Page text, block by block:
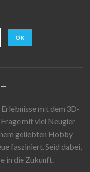
mit dem 3D-
mit viel Neugier
geliebten Hobby
fasziniert. Seid dabei,
in die Zukunft.